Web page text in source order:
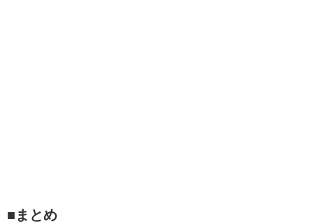
■まとめ